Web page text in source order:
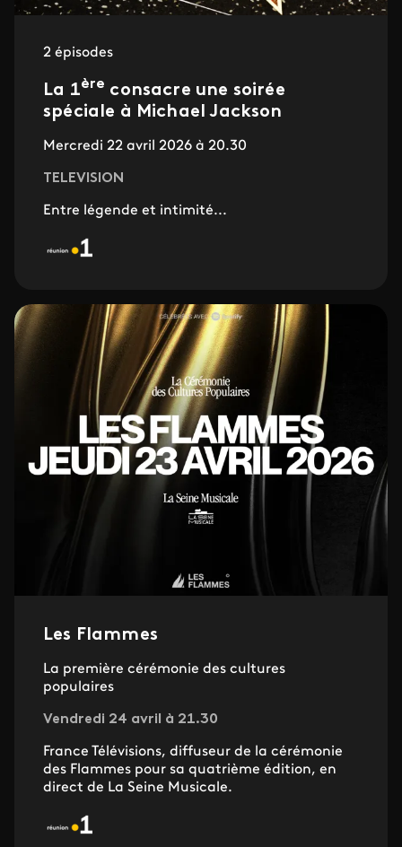
2 épisodes
La 1ère consacre une soirée
spéciale à Michael Jackson
Mercredi 22 avril 2026 à 20.30
TELEVISION
Entre légende et intimité...
Les Flammes
La première cérémonie des cultures
populaires
Vendredi 24 avril à 21.30
France Télévisions, diffuseur de la cérémonie
des Flammes pour sa quatrième édition, en
direct de La Seine Musicale.